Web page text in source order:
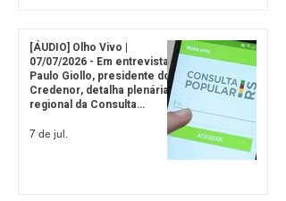
[ÁUDIO] Olho Vivo |
07/07/2026 - Em entrevista,
Paulo Giollo, presidente do
Credenor, detalha plenária
regional da Consulta
7 de jul.